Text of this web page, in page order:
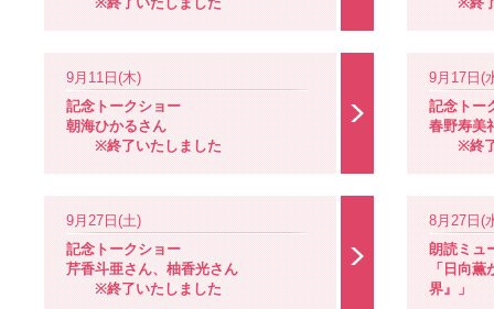
9月11日(木)
記念トークショー
朝海ひかるさん
※終了いたしました
9月17日(
記念トー
春野寿美
※終了
9月27日(土)
記念トークショー
芹香斗亜さん、柚香光さん
※終了いたしました
8月27日(
朗読ミュ
「日向
界』」